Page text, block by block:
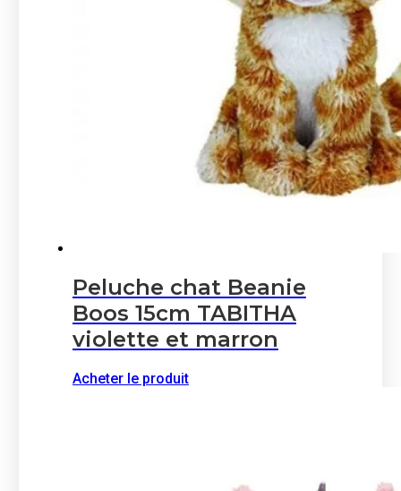
Peluche chat Beanie
Boos 15cm TABITHA
violette et marron
Acheter le produit